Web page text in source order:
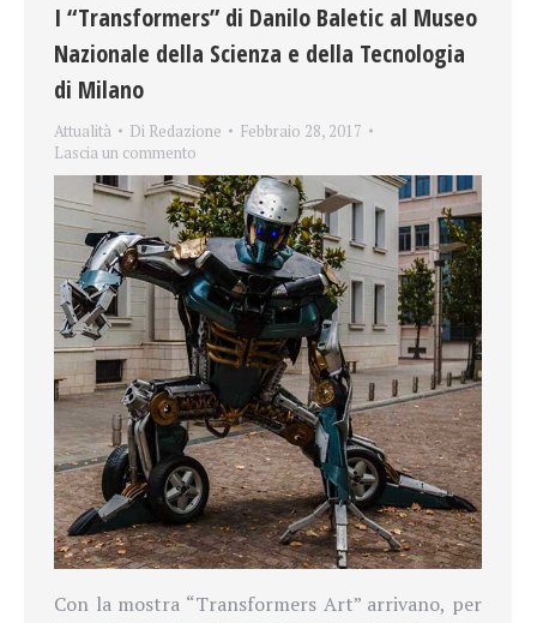
I “Transformers” di Danilo Baletic al Museo
Nazionale della Scienza e della Tecnologia
di Milano
Attualità Di Redazione
Febbraio 28, 2017
Lascia un commento
Con la mostra “Transformers Art” arrivano, per